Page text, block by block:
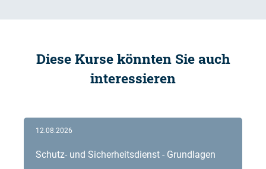
Diese Kurse könnten Sie auch
interessieren
Schutz- und Sicherheitsdienst - Grundlagen
12.08.2026